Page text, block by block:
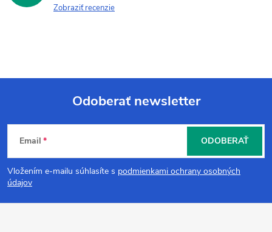
Zobraziť recenzie
Z
á
p
Odoberať newsletter
Email
Vložením e-mailu súhlasíte s podmienkami ochrany osobných
údajov
ODOBERAŤ